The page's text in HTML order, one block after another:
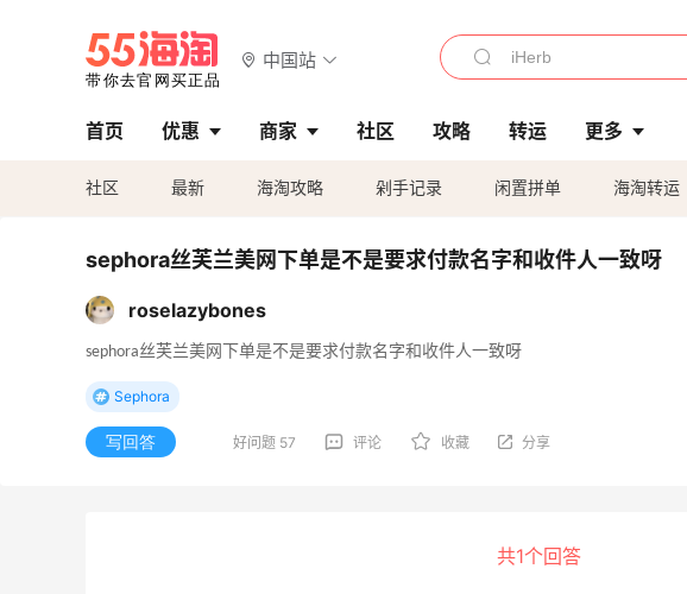
中国站
首页 优惠 商家 社区 攻略 转运 更多
社区 最新 海淘攻略 剁手记录 闲置拼单 海淘转运
sephora丝芙兰美网下单是不是要求付款名字和收件人一致呀
roselazybones
sephora丝芙兰美网下单是不是要求付款名字和收件人一致呀
Sephora
写回答 好问题 57 评论 收藏 分享
共1个回答